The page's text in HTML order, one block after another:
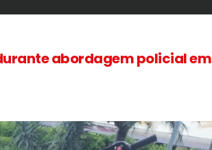
abordagem policial em